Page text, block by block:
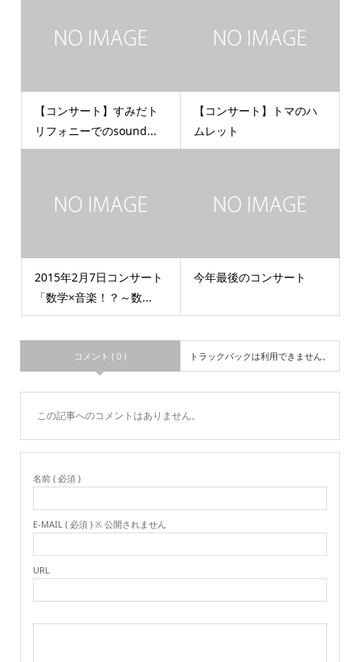
【コンサート】すみだト
リフォニーでのsound...
【コンサート】トマのハ
ムレット
2015年2月7日コンサート
「数学×音楽！？～数...
今年最後のコンサート
コメント ( 0 ) トラックバックは利用できません。
この記事へのコメントはありません。
名前 ( 必須 )
E-MAIL ( 必須 ) ※ 公開されません
URL